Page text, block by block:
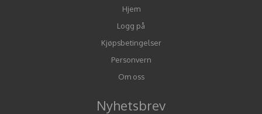
Hjem
Logg på
Kjøpsbetingelser
Personvern
Om oss
Nyhetsbrev